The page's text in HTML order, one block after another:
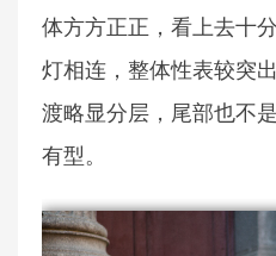
体方方正正，看上去十
灯相连，整体性表较突
渡略显分层，尾部也不
有型。